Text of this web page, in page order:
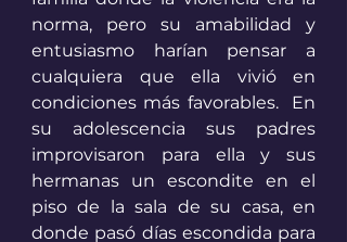
norma, pero su amabilidad y
entusiasmo harían pensar a
cualquiera que ella vivió en
condiciones más favorables.  En
su adolescencia sus padres
improvisaron para ella y sus
hermanas un escondite en el
piso de la sala de su casa, en
donde pasó días escondida para